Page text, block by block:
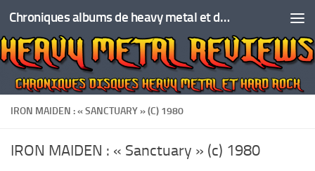
Skip to content Chroniques albums de heavy metal et de hard rock
IRON MAIDEN : « SANCTUARY » (C) 1980
IRON MAIDEN : « Sanctuary » (c) 1980